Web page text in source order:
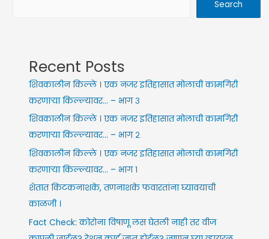
Search
Recent Posts
शिवकालीन किल्ले । एक नजर इतिहासात मोलाची कामगिरी
करणाऱ्या किल्ल्यावर… – भाग ३
शिवकालीन किल्ले । एक नजर इतिहासात मोलाची कामगिरी
करणाऱ्या किल्ल्यावर… – भाग २
शिवकालीन किल्ले । एक नजर इतिहासात मोलाची कामगिरी
करणाऱ्या किल्ल्यावर… – भाग १
शेतात किटकनाशके, तणनाशके फवारतांना घ्यावयाची
काळजी ।
Fact Check: कोरोना विषाणू लस घेतली नाही तर वीज